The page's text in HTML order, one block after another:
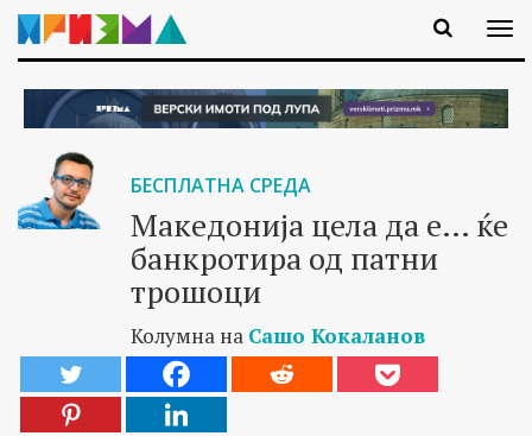
БЕСПЛАТНА СРЕДА
Македонија цела да е… ќе
банкротира од патни
трошоци
Колумна на Сашо Кокаланов